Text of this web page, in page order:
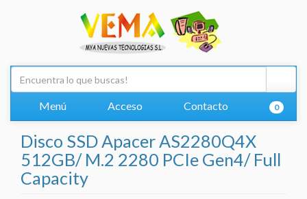
Menú Acceso Contacto 0
Disco SSD Apacer AS2280Q4X
512GB/ M.2 2280 PCIe Gen4/ Full
Capacity